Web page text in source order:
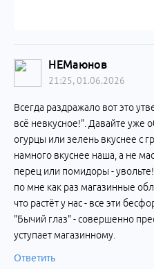
НЕМаюнов
21:25, 01.06.2026
Всегда раздражало вот это
всё невкусное!". Давайте уже
огурцы или зелень вкуснее с
намного вкуснее наша, а не
перец или помидоры -
по мне как раз магазинные
что растёт у нас - все эти
"Бычий глаз" - совершенно
уступает магазинному.
Ответить